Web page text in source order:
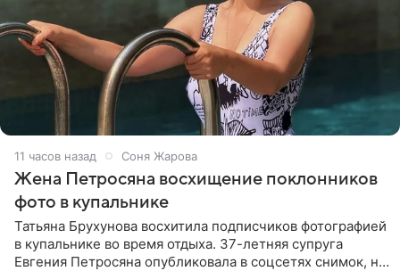
11 часов назад Соня Жарова
Жена Петросяна восхищение поклонников
фото в купальнике
Татьяна Брухунова восхитила подписчиков фотографией
в купальнике во время отдыха. 37-летняя супруга
Евгения Петросяна опубликовала в соцсетях снимок, на